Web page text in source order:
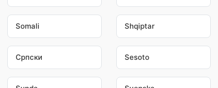
Somali Shqiptar
Српски Sesoto